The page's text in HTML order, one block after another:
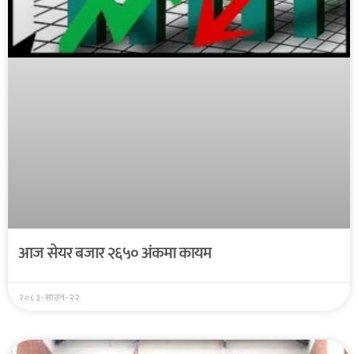
आज सेयर बजार २६५० अंकमा कायम
२०८३-साउन-२२